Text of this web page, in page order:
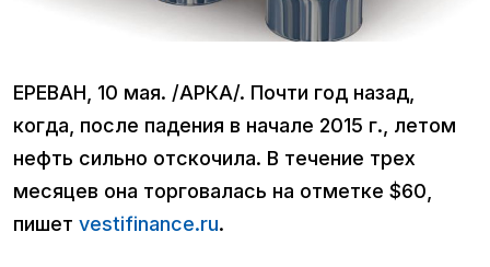
ЕРЕВАН, 10 мая. /АРКА/. Почти год назад,
когда, после падения в начале 2015 г., летом
нефть сильно отскочила. В течение трех
месяцев она торговалась на отметке $60,
пишет vestifinance.ru.